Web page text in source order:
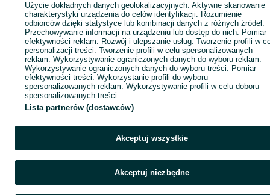
Użycie dokładnych danych geolokalizacyjnych. Aktywne skanowanie
charakterystyki urządzenia do celów identyfikacji. Rozumienie
odbiorców dzięki statystyce lub kombinacji danych z różnych źródeł.
Przechowywanie informacji na urządzeniu lub dostęp do nich. Pomiar
efektywności reklam. Rozwój i ulepszanie usług. Tworzenie profili w
personalizacji treści. Tworzenie profili w celu spersonalizowanych
reklam. Wykorzystywanie ograniczonych danych do wyboru reklam.
Wykorzystywanie ograniczonych danych do wyboru treści. Pomiar
efektywności treści. Wykorzystanie profili do wyboru
spersonalizowanych reklam. Wykorzystywanie profili w celu doboru
spersonalizowanych treści.
Lista partnerów (dostawców)
Akceptuj wszystkie
Akceptuj niezbędne